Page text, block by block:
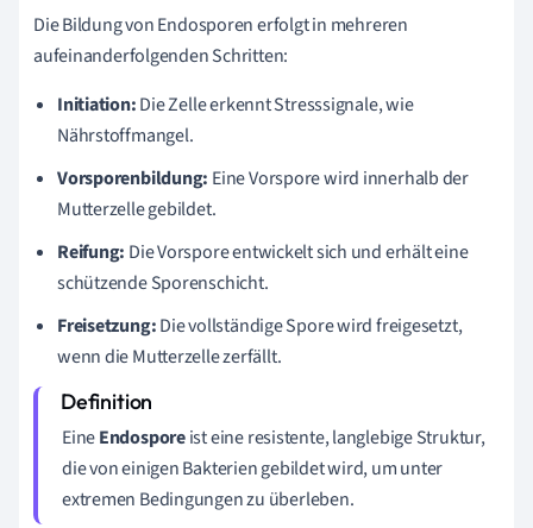
Die Bildung von Endosporen erfolgt in mehreren
aufeinanderfolgenden Schritten:
Initiation:Die Zelle erkennt Stresssignale, wie
Nährstoffmangel.
Vorsporenbildung: Eine Vorspore wird innerhalb der
Mutterzelle gebildet.
Reifung: Die Vorspore entwickelt sich und erhält eine
schützende Sporenschicht.
Freisetzung:Die vollständige Spore wird freigesetzt,
wenn die Mutterzelle zerfällt.
EineEndosporeist eine resistente, langlebige Struktur,
die von einigen Bakterien gebildet wird, um unter
extremen Bedingungen zu überleben.